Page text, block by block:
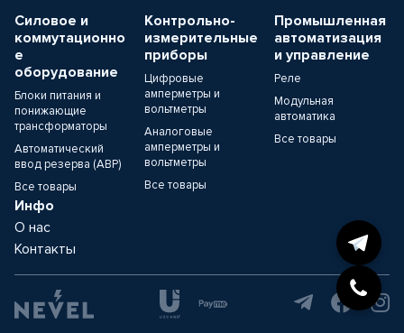
Силовое и
коммутационно
е
оборудование
Блоки питания и
понижающие
трансформаторы
Автоматический
ввод резерва (АВР)
Все товары
Контрольно-
измерительные
приборы
Цифровые
амперметры и
вольтметры
Аналоговые
амперметры и
вольтметры
Все товары
Промышленная
автоматизация
и управление
Реле
Модульная
автоматика
Все товары
Инфо
О нас
Контакты